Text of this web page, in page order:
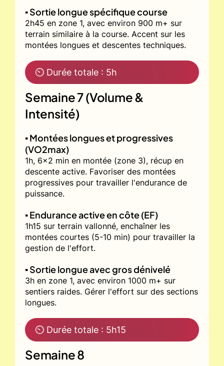
▪️ Sortie longue spécifique course
2h45 en zone 1, avec environ 900 m+ sur
terrain similaire à la course. Accent sur les
montées longues et descentes techniques.
⏲ Durée totale : 5h
Semaine 7 (Volume &
Intensité)
▪️ Montées longues et progressives
(VO2max)
1h, 6x2 min en montée (zone 3), récup en
descente active. Favoriser des montées
progressives pour travailler l'endurance de
puissance.
▪️ Endurance active en côte (EF)
1h15 sur terrain vallonné, enchaîner les
montées courtes (5-10 min) pour travailler la
gestion de l'effort.
▪️ Sortie longue avec gros dénivelé
3h en zone 1, avec environ 1000 m+ sur
sentiers raides. Gérer l'effort sur des sections
longues.
⏲ Durée totale : 5h15
Semaine 8